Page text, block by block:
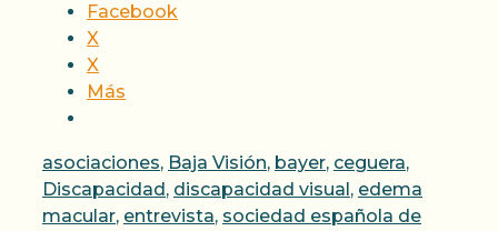
Facebook
X
X
Más
Categorías
asociaciones, Baja Visión, bayer, ceguera,
Discapacidad , discapacidad visual , edema
macular, entrevista, sociedad española de